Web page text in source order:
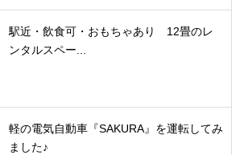
駅近・飲食可・おもちゃあり 12畳のレ
ンタルスペー...
軽の電気自動車『SAKURA』を運転してみ
ました♪